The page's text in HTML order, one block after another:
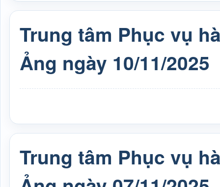
Trung tâm Phục vụ
Ảng ngày 10/11/2025
Trung tâm Phục vụ